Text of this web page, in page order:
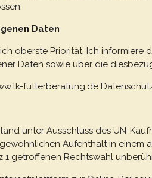
Daten
oberste Priorität. Ich informiere
Daten sowie über die
futterberatung.de
unter Ausschluss des UN-
Aufenthalt in
getroffenen Rechtswahl